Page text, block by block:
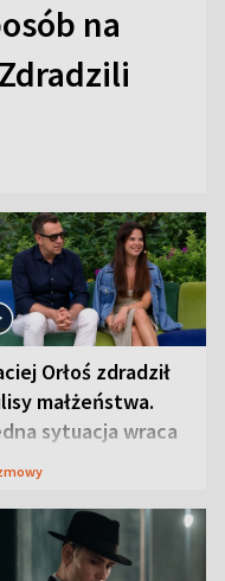
na
Orłoś zdradził
małżeństwa.
sytuacja wraca
bumerang